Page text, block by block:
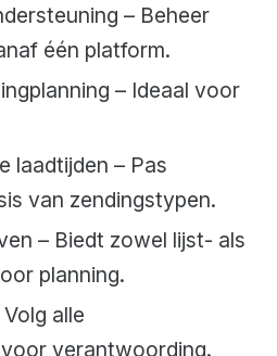
– Beheer
één platform.
– Ideaal voor
laadtijden – Pas
van zendingstypen.
– Biedt zowel lijst- als
planning.
alle
verantwoording.